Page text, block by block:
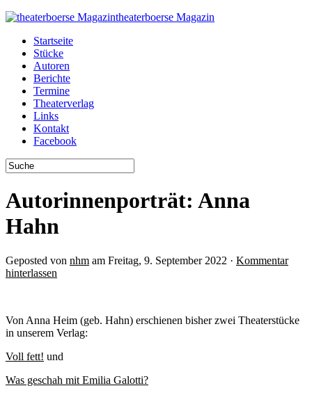
theaterboerse Magazin
Startseite
Stücke
Autoren
Berichte
Termine
Theaterverlag
Links
Kontakt
Facebook
Autorinnenporträt: Anna
Hahn
Geposted von nhm am Freitag, 9. September 2022 · Kommentar
hinterlassen
Von Anna Heim (geb. Hahn) erschienen bisher zwei Theaterstücke
in unserem Verlag:
Voll fett! und
Was geschah mit Emilia Galotti?